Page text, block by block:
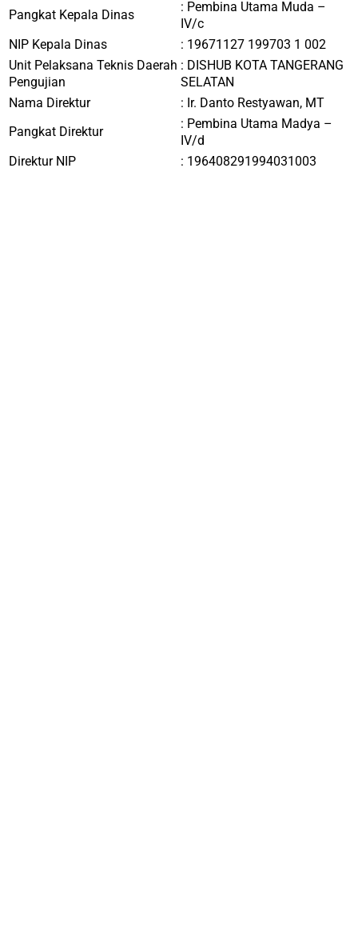
Pangkat Kepala Dinas
: Pembina Utama Muda –
IV/c
NIP Kepala Dinas
: 19671127 199703 1 002
Unit Pelaksana Teknis Daerah
Pengujian
: DISHUB KOTA TANGERANG
SELATAN
Nama Direktur
: Ir. Danto Restyawan, MT
Pangkat Direktur
: Pembina Utama Madya –
IV/d
Direktur NIP
: 196408291994031003